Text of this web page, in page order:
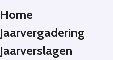
Home
Jaarvergadering
Jaarverslagen